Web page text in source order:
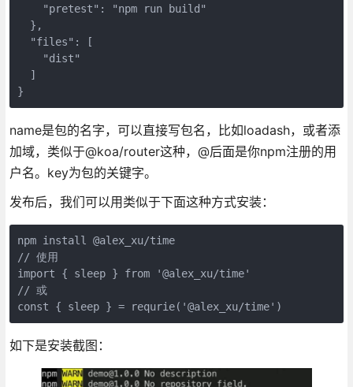
    "pretest": "npm run build"
  },
  "files": [
    "dist"
  ]
}
name是包的名字，可以直接写包名，比如loadash，或者添
加域，类似于@koa/router这种，@后面是你npm注册的用
户名。key为包的关键字。
发布后，我们可以用类似于下面这种方式安装：
npm install @alex_xu/time
// 使用
import { sleep } from '@alex_xu/time'
// 或
const { sleep } = requrie('@alex_xu/time')
如下是安装截图：